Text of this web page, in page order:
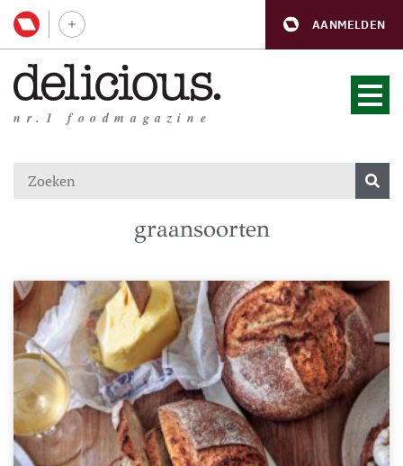
AANMELDEN
nr.1 foodmagazine
graansoorten